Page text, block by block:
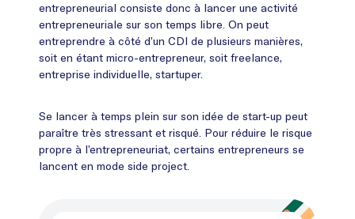
entrepreneurial consiste donc à lancer une activité
entrepreneuriale sur son temps libre. On peut
entreprendre à côté d’un CDI de plusieurs manières,
soit en étant micro-entrepreneur, soit freelance,
entreprise individuelle, startuper.
Se lancer à temps plein sur son idée de start-up peut
paraître très stressant et risqué. Pour réduire le risque
propre à l’entrepreneuriat, certains entrepreneurs se
lancent en mode side project.